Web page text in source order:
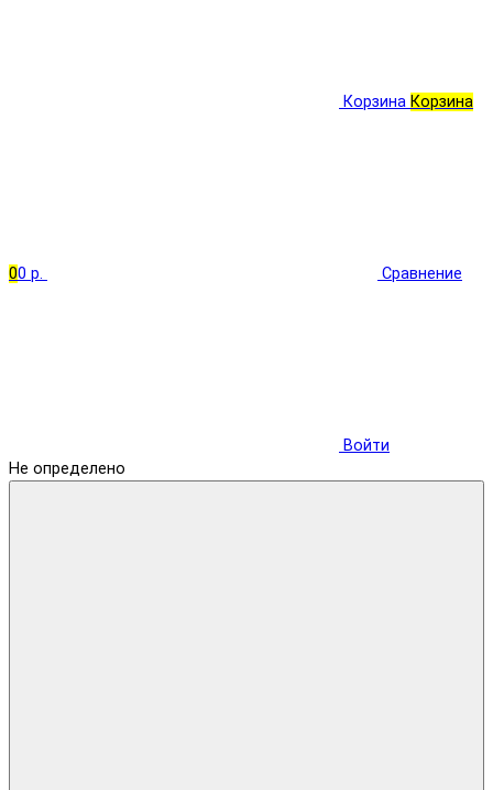
Корзина Корзина
00 р. Сравнение
Войти
Не определено